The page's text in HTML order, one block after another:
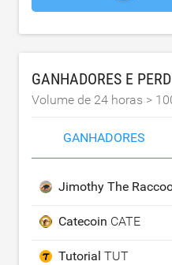
GANHADORES E
Volume de 24 horas >
GANHADORES
Jimothy The
Catecoin CATE
Tutorial TUT